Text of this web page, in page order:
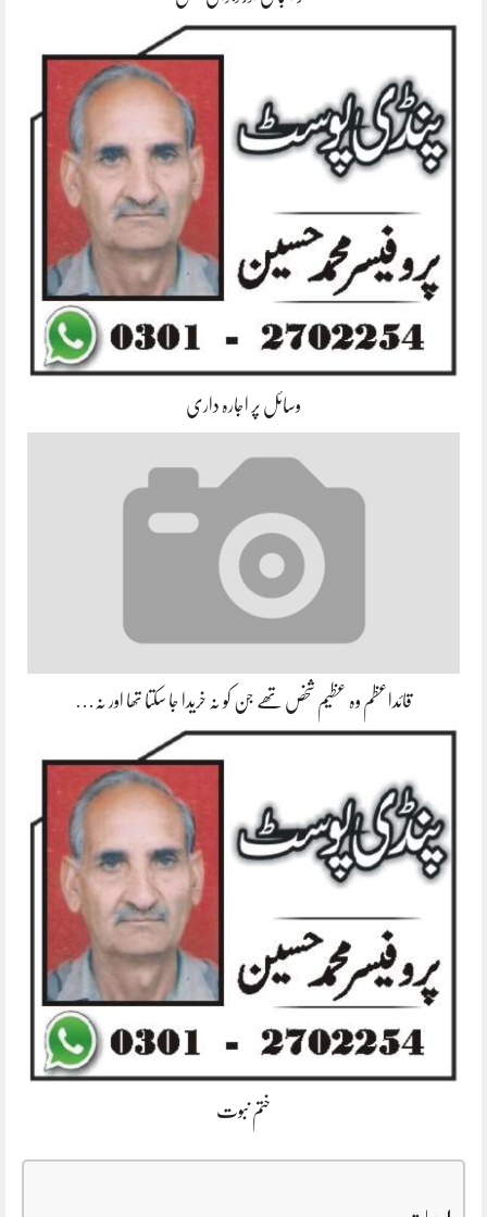
وسائل پر اجارہ داری
قائداعظم وہ عظیم شخص تھے جن کو نہ خریدا جا سکتا تھا اور نہ…
ختم نبوت